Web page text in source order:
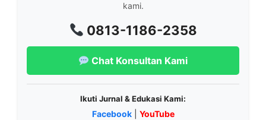
kami.
0813-1186-2358
Chat Konsultan Kami
Ikuti Jurnal & Edukasi Kami:
Facebook| YouTube